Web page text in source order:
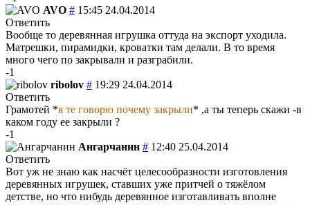
AVO # 15:45 24.04.2014
Ответить
Вообще то деревянная игрушка оттуда на экспорт уходила.
Матрешки, пирамидки, кроватки там делали. В то время
много чего по закрывали и разграбили.
-1
ribolov # 19:29 24.04.2014
Ответить
Грамотей *я те говорю почему закрыли* ,а ты теперь скажи -в
каком году ее закрыли ?
-1
Ангарчанин # 12:40 25.04.2014
Ответить
Вот уж не знаю как насчёт целесообразности изготовления
деревянных игрушек, ставших уже притчей о тяжёлом
детстве, но что нибудь деревянное изготавливать вполне